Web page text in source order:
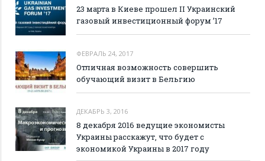
23 марта в Киеве прошел II Украинский
газовый инвестиционный форум ’17
ФЕВРАЛЬ 24, 2017
Отличная возможность совершить
обучающий визит в Бельгию
ДЕКАБРЬ 3, 2016
8 декабря 2016 ведущие экономисты
Украины расскажут, что будет с
экономикой Украины в 2017 году